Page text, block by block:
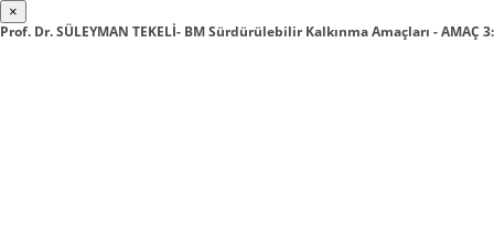
×
Prof. Dr. SÜLEYMAN TEKELİ- BM Sürdürülebilir Kalkınma Amaçları - AMAÇ 3: